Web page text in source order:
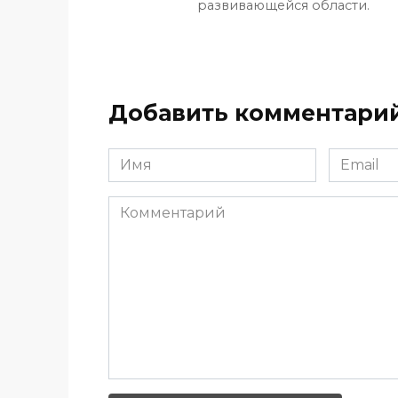
развивающейся области.
Добавить
Имя
*
Email
*
Комментарий